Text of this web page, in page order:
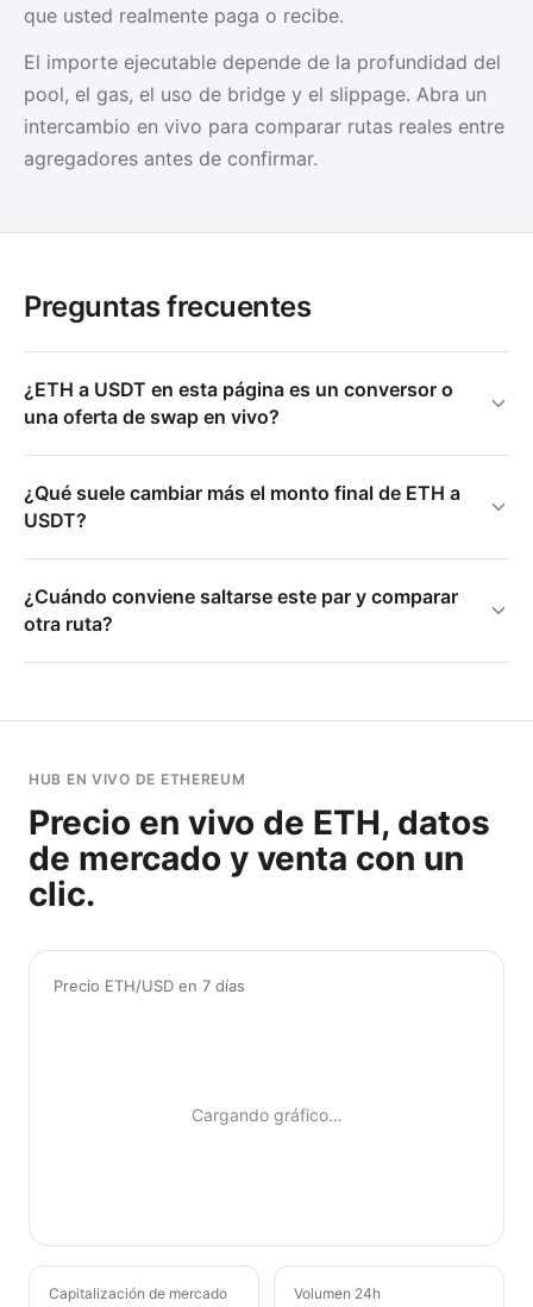
que usted realmente paga o recibe.
El importe ejecutable depende de la profundidad del
pool, el gas, el uso de bridge y el slippage. Abra un
intercambio en vivo para comparar rutas reales entre
agregadores antes de confirmar.
Preguntas frecuentes
¿ETH a USDT en esta página es un conversor o
una oferta de swap en vivo?
¿Qué suele cambiar más el monto final de ETH a
USDT?
¿Cuándo conviene saltarse este par y comparar
otra ruta?
HUB EN VIVO DE ETHEREUM
Precio en vivo de ETH, datos
de mercado y venta con un
clic.
Precio ETH/USD en 7 días
Cargando gráfico…
Capitalización de mercado Volumen 24h